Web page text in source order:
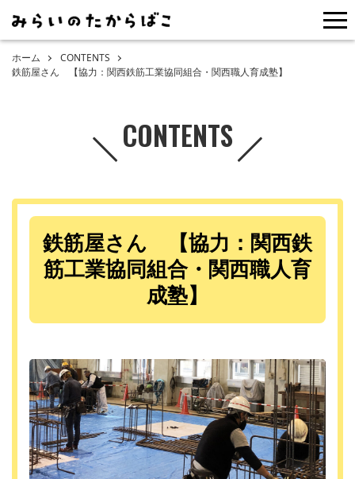
ホーム
CONTENTS
鉄筋屋さん 【協力：関西鉄筋工業協同組合・関西職人育成塾】
CONTENTS
鉄筋屋さん 【協力：関西鉄
筋工業協同組合・関西職人育
成塾】